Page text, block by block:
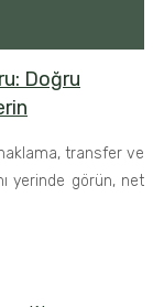
Doğru
transfer ve
yerinde görün, net